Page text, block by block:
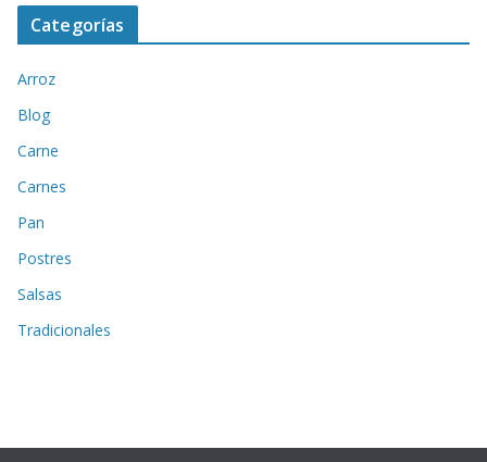
Categorías
Arroz
Blog
Carne
Carnes
Pan
Postres
Salsas
Tradicionales